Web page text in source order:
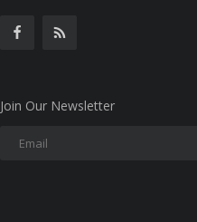
Join Our Newsletter